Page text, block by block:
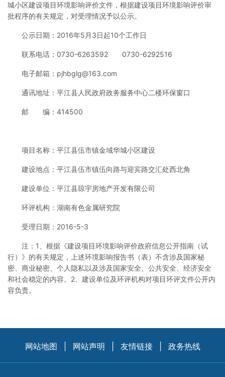
城小区建设项目环境影响评价文件，根据建设项目环境影响评价审
批程序的有关规定，对受理情况予以公示。
公示日期：2016年5月3日起10个工作日
联系电话：0730-6263592 0730-6292516
电子邮箱： pjhbglg@163.com
通讯地址：平江县人民政府政务服务中心二楼环保窗口
邮 编：414500
项目名称：平江县伍市镇金域华城小区建设
建设地点：平江县伍市镇伍向路与迎宾路交汇处西北角
建设单位：平江县琼宇房地产开发有限公司
环评机构：湖南有色金属研究院
受理日期：2016-5-3
注：1、根据《建设项目环境影响评价政府信息公开指南（试
行）》的有关规定，上述环境影响报告书（表）不含涉及国家秘
密、商业秘密、个人隐私以及涉及国家安全、公共安全、经济安全
和社会稳定的内容。2、建设单位及环评机构对项目环评文件公开内
容负责。
网站地图 网站声明 友情链接 政务热线